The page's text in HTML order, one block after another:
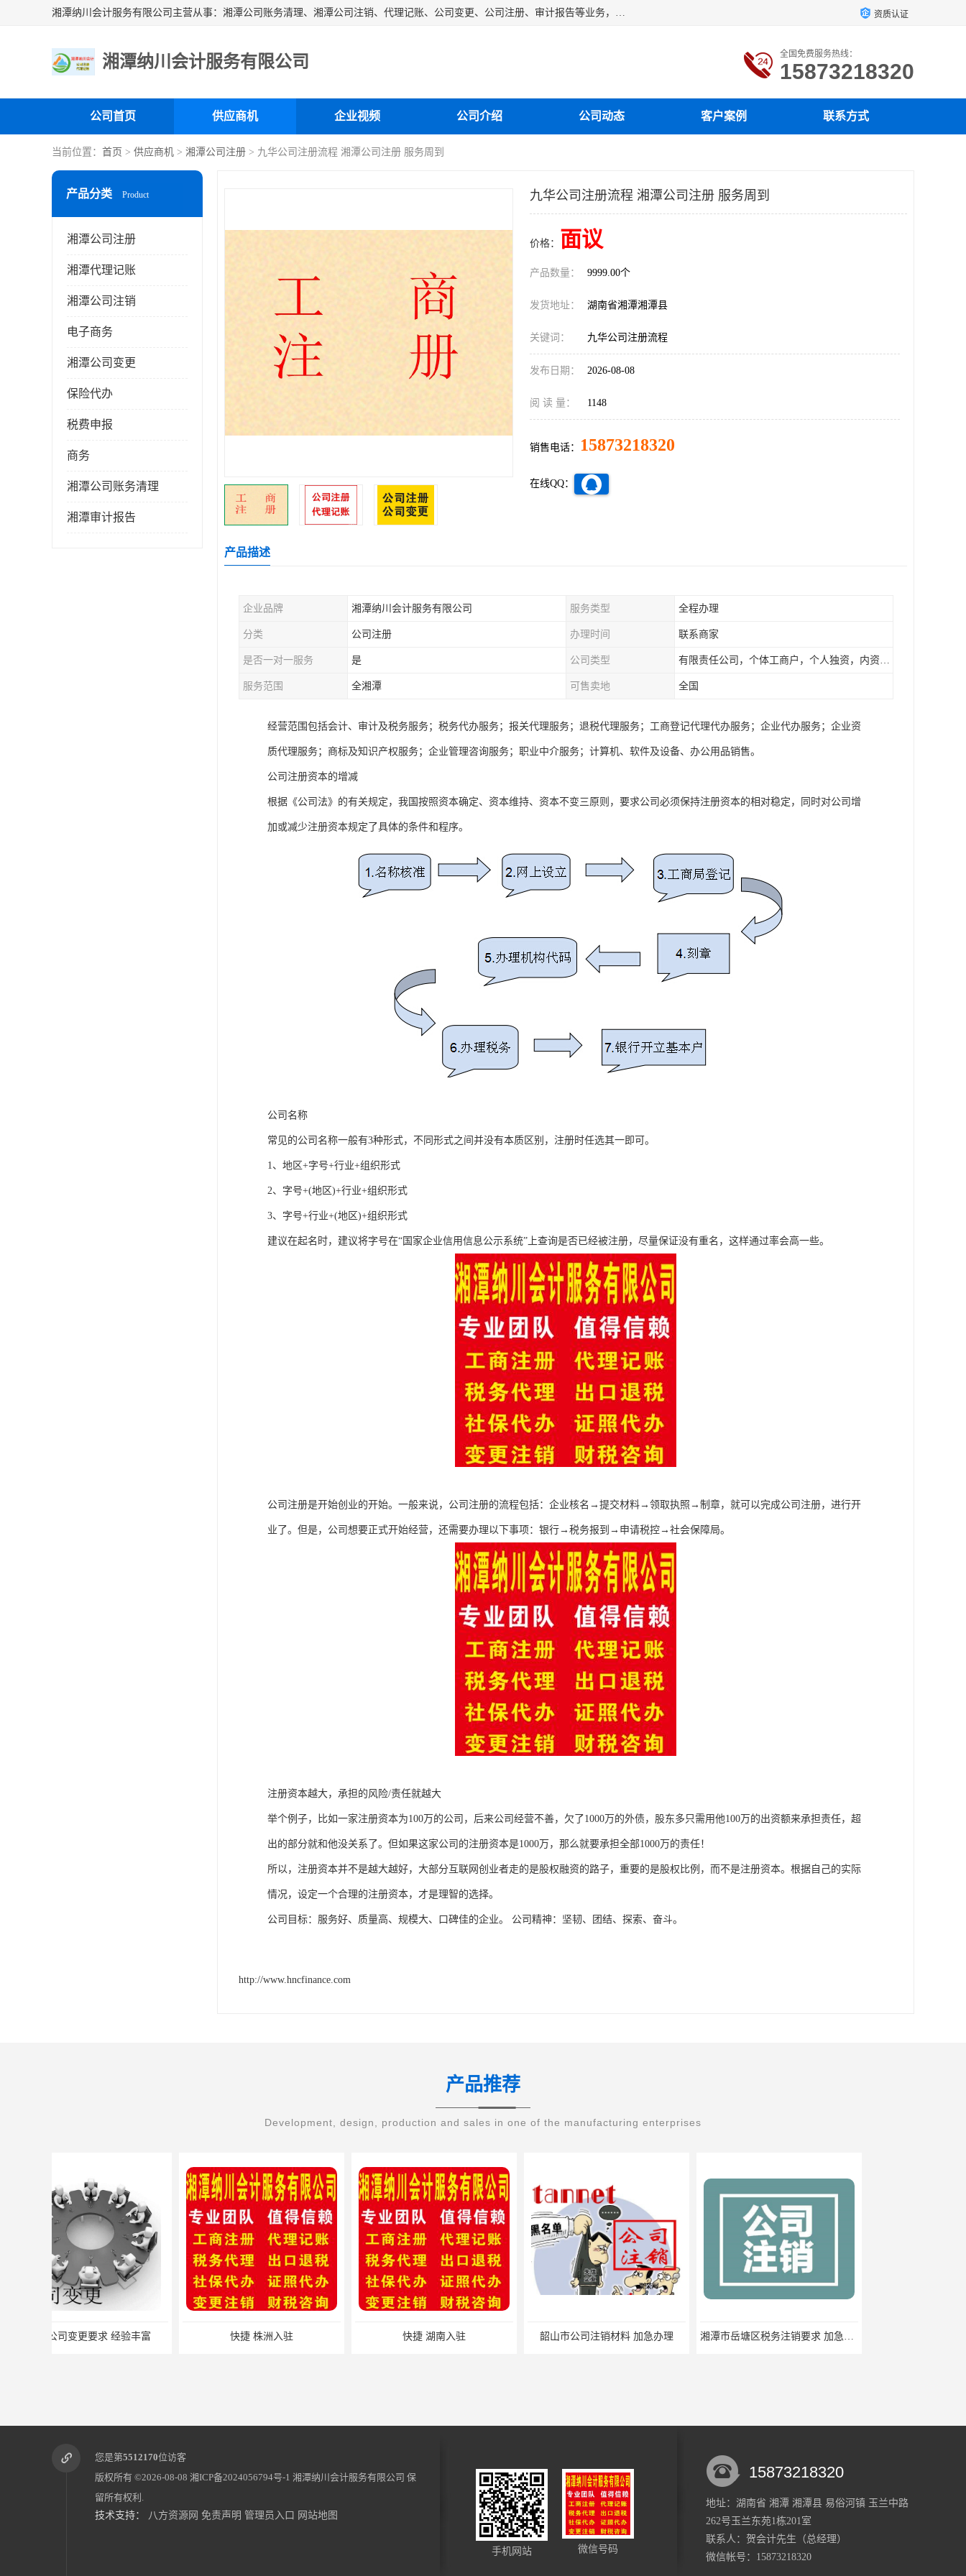
湘潭纳川会计服务有限公司主营从事：湘潭公司账务清理、湘潭公司注销、代理记账、公司变更、公司注册、审计报告等业务，公司设立有专门的代理注册部门，现有工商代办专员，部门经理从事工商代办多年，对各地区公司注册、公司变更、进出口业务等流程以及各行业公司注册、变更所需注意的细节都非常熟悉。 资质认证
湘潭纳川会计服务有限公司 全国免费服务热线：
15873218320
公司首页 供应商机 企业视频 公司介绍 公司动态 客户案例 联系方式
当前位置： 首页 > 供应商机 > 湘潭公司注册 > 九华公司注册流程 湘潭公司注册 服务周到
产品分类 Product
湘潭公司注册
湘潭代理记账
湘潭公司注销
电子商务
湘潭公司变更
保险代办
税费申报
商务
湘潭公司账务清理
湘潭审计报告
九华公司注册流程 湘潭公司注册 服务周到
价格： 面议
产品数量： 9999.00个
发货地址： 湖南省湘潭湘潭县
关键词： 九华公司注册流程
发布日期： 2026-08-08
阅 读 量： 1148
销售电话： 15873218320
在线QQ：
产品描述
企业品牌 湘潭纳川会计服务有限公司 服务类型 全程办理
分类 公司注册 办理时间 联系商家
是否一对一服务 是 公司类型 有限责任公司，个体工商户，个人独资，内资，外资
服务范围 全湘潭 可售卖地 全国
经营范围包括会计、审计及税务服务；税务代办服务；报关代理服务；退税代理服务；工商登记代理代办服务；企业代办服务；企业资
质代理服务；商标及知识产权服务；企业管理咨询服务；职业中介服务；计算机、软件及设备、办公用品销售。
公司注册资本的增减
根据《公司法》的有关规定，我国按照资本确定、资本维持、资本不变三原则，要求公司必须保持注册资本的相对稳定，同时对公司增
加或减少注册资本规定了具体的条件和程序。
公司名称
常见的公司名称一般有3种形式，不同形式之间并没有本质区别，注册时任选其一即可。
1、地区+字号+行业+组织形式
2、字号+(地区)+行业+组织形式
3、字号+行业+(地区)+组织形式
建议在起名时，建议将字号在“国家企业信用信息公示系统”上查询是否已经被注册，尽量保证没有重名，这样通过率会高一些。
公司注册是开始创业的开始。一般来说，公司注册的流程包括：企业核名→提交材料→领取执照→制章，就可以完成公司注册，进行开
业了。但是，公司想要正式开始经营，还需要办理以下事项：银行→税务报到→申请税控→社会保障局。
注册资本越大，承担的风险/责任就越大
举个例子，比如一家注册资本为100万的公司，后来公司经营不善，欠了1000万的外债，股东多只需用他100万的出资额来承担责任，超
出的部分就和他没关系了。但如果这家公司的注册资本是1000万，那么就要承担全部1000万的责任！
所以，注册资本并不是越大越好，大部分互联网创业者走的是股权融资的路子，重要的是股权比例，而不是注册资本。根据自己的实际
情况，设定一个合理的注册资本，才是理智的选择。
公司目标：服务好、质量高、规模大、口碑佳的企业。 公司精神：坚韧、团结、探索、奋斗。
http://www.hncfinance.com
产品推荐
Development, design, production and sales in one of the manufacturing enterprises
快捷 株洲入驻 快捷 湖南入驻 韶山市公司注销材料 加急办理 湘潭市岳塘区税务注销要求 加急办理
湘潭市雨湖区快速税务注销 一般纳税人税务申报 一站式服务
您是第5512170位访客
版权所有 ©2026-08-08 湘ICP备2024056794号-1 湘潭纳川会计服务有限公司 保
留所有权利.
技术支持： 八方资源网 免责声明 管理员入口 网站地图
手机网站 微信号码
15873218320
地址：湖南省 湘潭 湘潭县 易俗河镇 玉兰中路
262号玉兰东苑1栋201室
联系人：贺会计先生 （总经理）
微信帐号：15873218320